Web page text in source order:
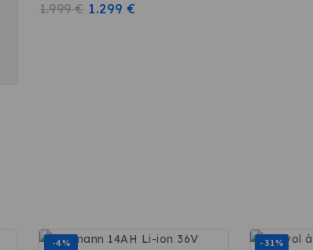
0
1.999€ 1.299€
-4% -31%